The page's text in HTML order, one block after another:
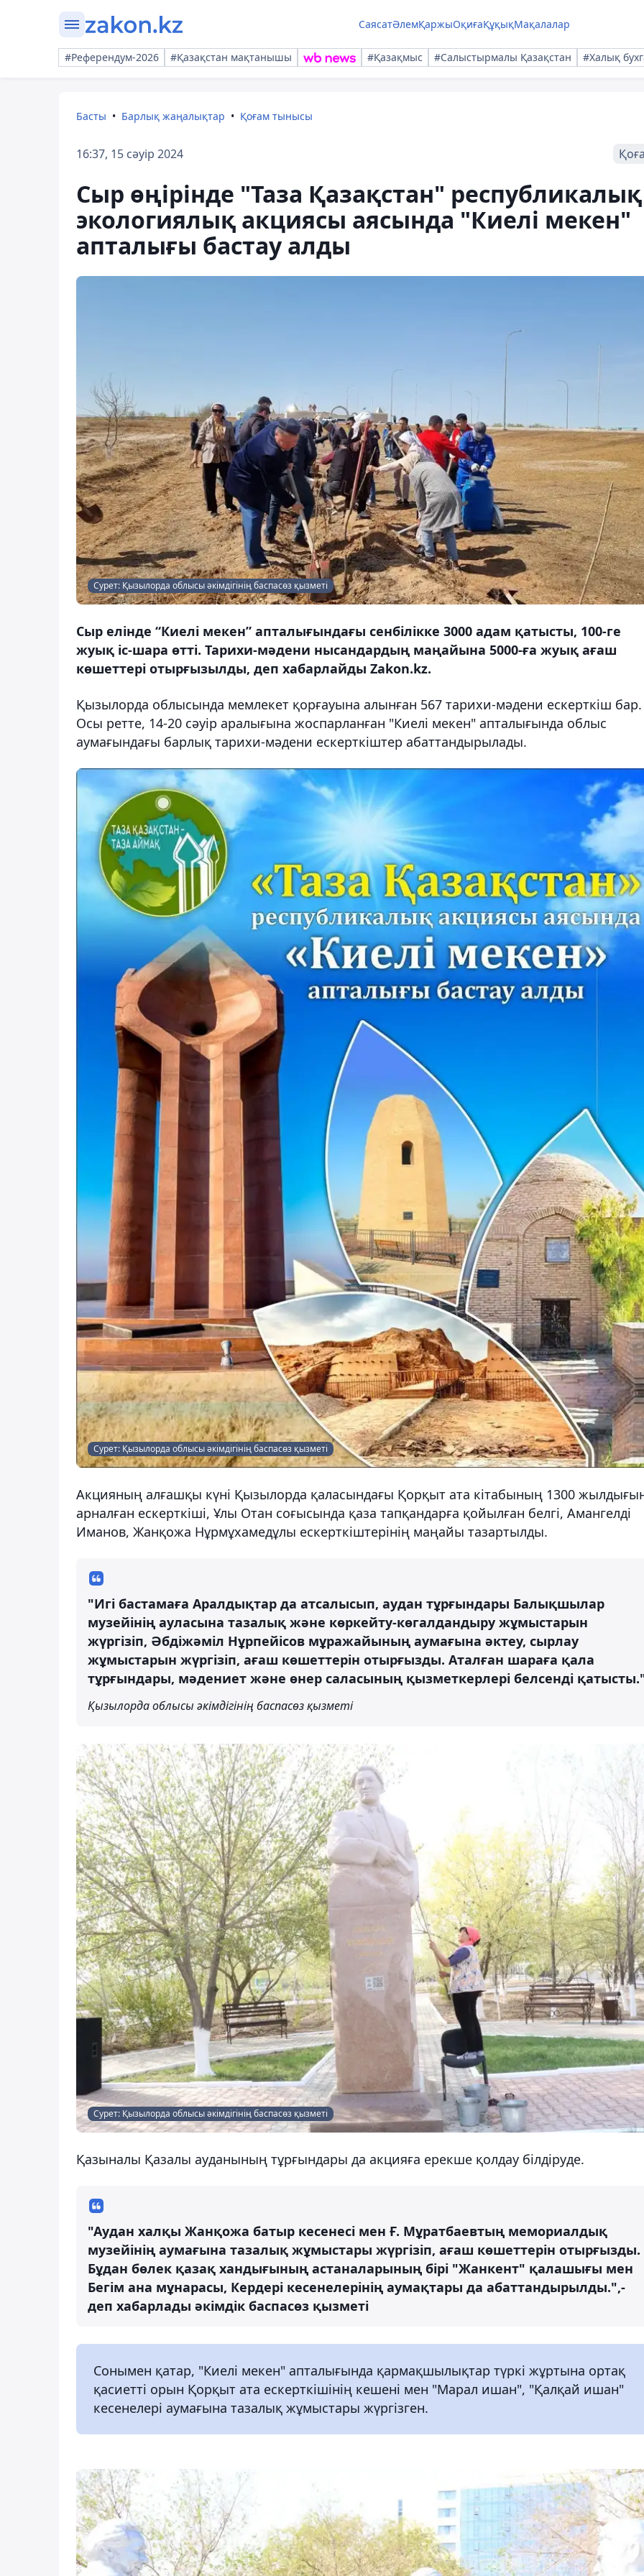
СаясатӘлемҚаржыОқиғаҚұқықМақалалар
#Референдум-2026 #Қазақстан мақтанышы #Қазақмыс #Салыстырмалы Қазақстан #Халық
Басты Барлық жаңалықтар Қоғам тынысы
16:37, 15 сәуір 2024
Сыр өңірінде "Таза Қазақстан" республикалық
экологиялық акциясы аясында "Киелі мекен"
апталығы бастау алды
Сурет: Қызылорда облысы әкімдігінің баспасөз қызметі
Сыр елінде “Киелі мекен” апталығындағы сенбілікке 3000 адам қатысты, 100-ге
жуық іс-шара өтті. Тарихи-мәдени нысандардың маңайына 5000-ға жуық ағаш
көшеттері отырғызылды, деп хабарлайды Zakon.kz.
Қызылорда облысында мемлекет қорғауына алынған 567 тарихи-мәдени ескерткіш бар.
Осы ретте, 14-20 сәуір аралығына жоспарланған "Киелі мекен" апталығында облыс
аумағындағы барлық тарихи-мәдени ескерткіштер абаттандырылады.
Сурет: Қызылорда облысы әкімдігінің баспасөз қызметі
Акцияның алғашқы күні Қызылорда қаласындағы Қорқыт ата кітабының 1300
арналған ескерткіші, Ұлы Отан соғысында қаза тапқандарға қойылған белгі, Амангелді
Иманов, Жанқожа Нұрмұхамедұлы ескерткіштерінің маңайы тазартылды.
"Игі бастамаға Аралдықтар да атсалысып, аудан тұрғындары Балықшылар
музейінің ауласына тазалық және көркейту-көгалдандыру жұмыстарын
жүргізіп, Әбдіжәміл Нұрпейісов мұражайының аумағына әктеу, сырлау
жұмыстарын жүргізіп, ағаш көшеттерін отырғызды. Аталған шараға қала
тұрғындары, мәдениет және өнер саласының қызметкерлері белсенді
Қызылорда облысы әкімдігінің баспасөз қызметі
Сурет: Қызылорда облысы әкімдігінің баспасөз қызметі
Қазыналы Қазалы ауданының тұрғындары да акцияға ерекше қолдау білдіруде.
"Аудан халқы Жанқожа батыр кесенесі мен Ғ. Мұратбаевтың мемориалдық
музейінің аумағына тазалық жұмыстары жүргізіп, ағаш көшеттерін отырғызды.
Бұдан бөлек қазақ хандығының астаналарының бірі "Жанкент" қалашығы мен
Бегім ана мұнарасы, Кердері кесенелерінің аумақтары да абаттандырылды.",-
деп хабарлады әкімдік баспасөз қызметі
Сонымен қатар, "Киелі мекен" апталығында қармақшылықтар түркі жұртына ортақ
қасиетті орын Қорқыт ата ескерткішінің кешені мен "Марал ишан", "Қалқай ишан"
кесенелері аумағына тазалық жұмыстары жүргізген.